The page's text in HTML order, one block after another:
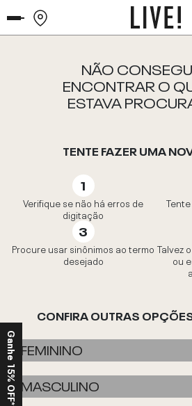
NÃO
ENCONTRAR O
ESTAVA
TENTE FAZER UMA
Verifique se não há erros de
digitação
Procure usar sinônimos ao termo
desejado
Talvez
ou
CONFIRA OUTRAS
FEMININO
MASCULINO
Ganhe 15% OFF*